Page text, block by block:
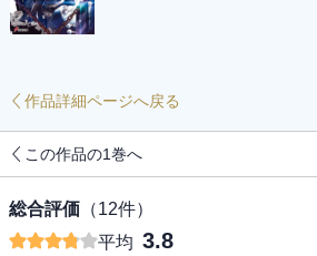
作品詳細ページへ戻る
この作品の1巻へ
総合評価 （12件）
平均 3.8